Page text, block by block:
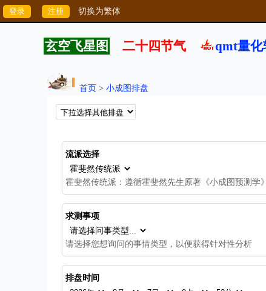
切换为繁体
玄空飞星图 二十四节气 qmt量化
首页 > 小成图排盘
流派选择
霍斐然传统派：遵循霍斐然先生原著《小成图预测学
求测事项
请选择您想询问的事情类型，以便获得针对性分析
排盘时间